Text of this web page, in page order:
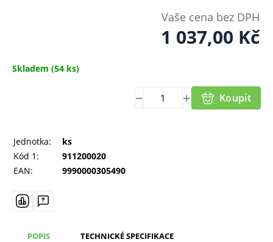
Vaše cena bez DPH
1 037,00 Kč
Skladem (54 ks)
Koupit
Jednotka:
ks
Kód 1:
911200020
EAN:
9990000305490
POPIS TECHNICKÉ SPECIFIKACE